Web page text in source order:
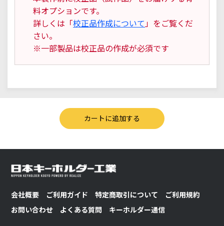
料オプションです。
詳しくは「校正品作成について 」をご覧くだ
さい。
※一部製品は校正品の作成が必須です
会社概要 ご利用ガイド 特定商取引について
ご利用規約
お問い合わせ
よくある質問 キーホルダー通信